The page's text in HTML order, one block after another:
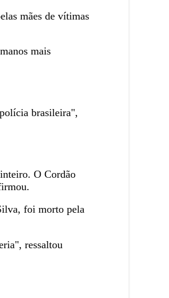
mães de vítimas
mais
brasileira",
O Cordão
foi morto pela
ressaltou